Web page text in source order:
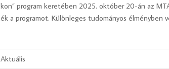
program keretében 2025. október 20-án az
a programot. Különleges tudományos élményben
Aktuális